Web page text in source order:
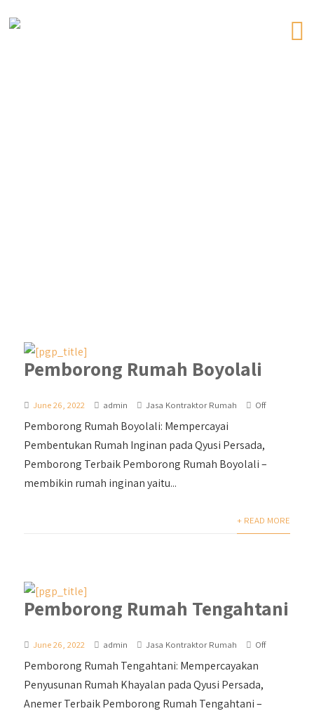
Pemborong Rumah Boyolali
June 26, 2022 admin Jasa Kontraktor Rumah Off
Pemborong Rumah Boyolali: Mempercayai
Pembentukan Rumah Inginan pada Qyusi Persada,
Pemborong Terbaik Pemborong Rumah Boyolali –
membikin rumah inginan yaitu...
+ READ MORE
Pemborong Rumah Tengahtani
June 26, 2022 admin Jasa Kontraktor Rumah Off
Pemborong Rumah Tengahtani: Mempercayakan
Penyusunan Rumah Khayalan pada Qyusi Persada,
Anemer Terbaik Pemborong Rumah Tengahtani –